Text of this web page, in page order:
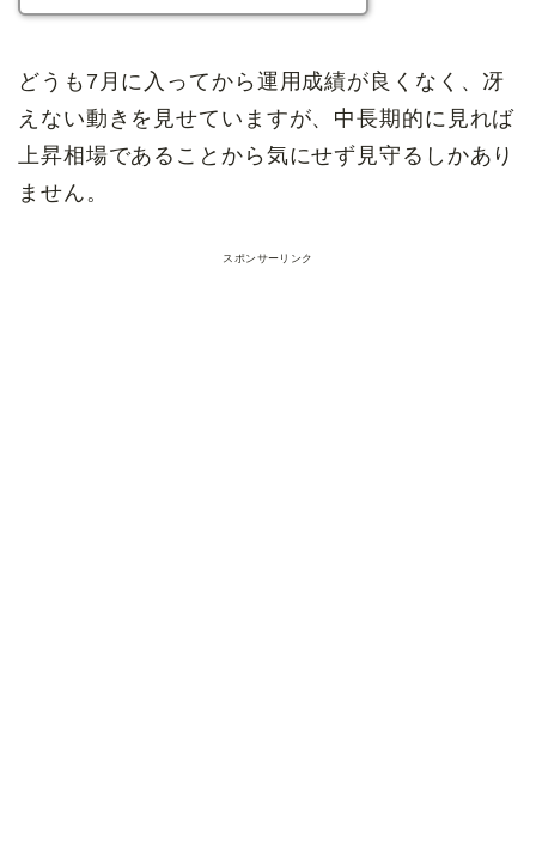
どうも7月に入ってから運用成績が良くなく、冴
えない動きを見せていますが、中長期的に見れば
上昇相場であることから気にせず見守るしかあり
ません。
スポンサーリンク